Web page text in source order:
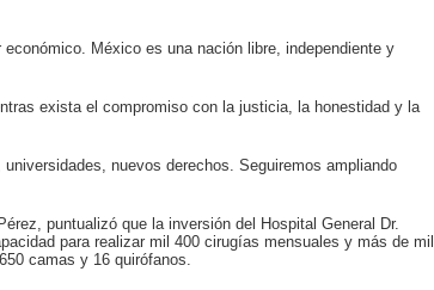
México es una nación libre, independiente y
exista el compromiso con la justicia, la honestidad y la
nuevos derechos. Seguiremos ampliando
puntualizó que la inversión del Hospital General Dr.
para realizar mil 400 cirugías mensuales y más de mil
camas y 16 quirófanos.